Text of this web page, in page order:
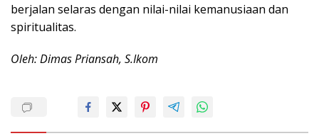
berjalan selaras dengan nilai-nilai kemanusiaan dan
spiritualitas.
Oleh: Dimas Priansah, S.Ikom